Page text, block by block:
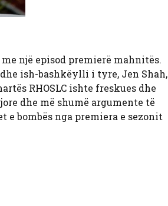
një episod premierë mahnitës.
ish-bashkëylli i tyre, Jen Shah,
RHOSLC ishte freskues dhe
dhe më shumë argumente të
bombës nga premiera e sezonit